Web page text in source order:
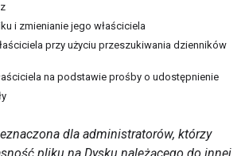
i zmienianie jego właściciela
przy użyciu przeszukiwania dzienników
na podstawie prośby o udostępnienie
dla administratorów, którzy